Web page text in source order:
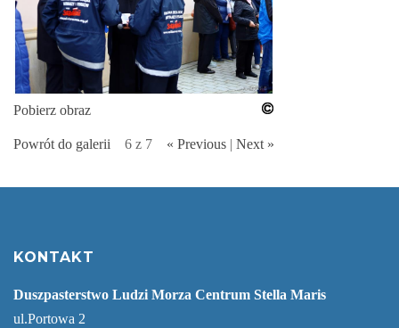
Pobierz obraz
Powrót do galerii 6 z 7 « Previous| Next »
KONTAKT
Duszpasterstwo Ludzi Morza Centrum Stella Maris
ul.Portowa 2